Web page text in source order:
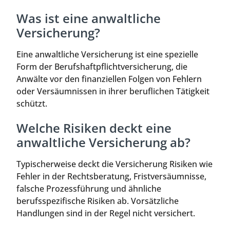
Was ist eine anwaltliche
Versicherung?
Eine anwaltliche Versicherung ist eine spezielle
Form der Berufshaftpflichtversicherung, die
Anwälte vor den finanziellen Folgen von Fehlern
oder Versäumnissen in ihrer beruflichen Tätigkeit
schützt.
Welche Risiken deckt eine
anwaltliche Versicherung ab?
Typischerweise deckt die Versicherung Risiken wie
Fehler in der Rechtsberatung, Fristversäumnisse,
falsche Prozessführung und ähnliche
berufsspezifische Risiken ab. Vorsätzliche
Handlungen sind in der Regel nicht versichert.